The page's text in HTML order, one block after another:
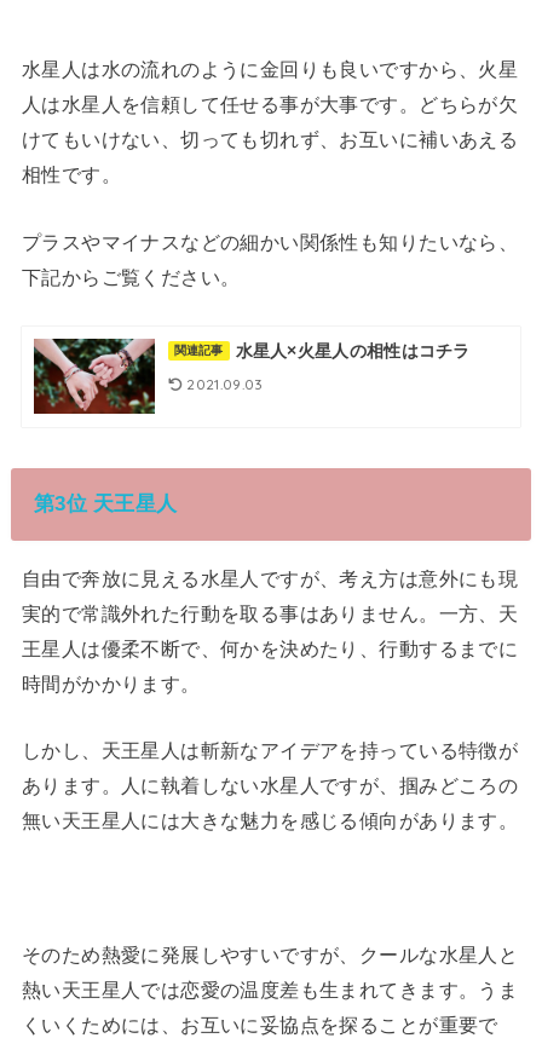
水星人は水の流れのように金回りも良いですから、火星
人は水星人を信頼して任せる事が大事です。どちらが欠
けてもいけない、切っても切れず、お互いに補いあえる
相性です。
プラスやマイナスなどの細かい関係性も知りたいなら、
下記からご覧ください。
関連記事 水星人×火星人の相性はコチラ
2021.09.03
第3位 天王星人
自由で奔放に見える水星人ですが、考え方は意外にも現
実的で常識外れた行動を取る事はありません。一方、天
王星人は優柔不断で、何かを決めたり、行動するまでに
時間がかかります。
しかし、天王星人は斬新なアイデアを持っている特徴が
あります。人に執着しない水星人ですが、掴みどころの
無い天王星人には大きな魅力を感じる傾向があります。
そのため熱愛に発展しやすいですが、クールな水星人と
熱い天王星人では恋愛の温度差も生まれてきます。うま
くいくためには、お互いに妥協点を探ることが重要で